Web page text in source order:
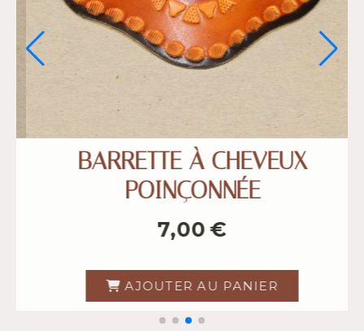
À CHEVEUX
POINÇONNÉE
AJOUTER AU PANIER